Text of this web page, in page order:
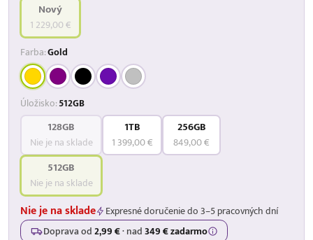
Nový
1 229,00 €
Farba:Gold
Úložisko:512GB
128GB
Nie je na sklade
1TB
1 399,00 €
256GB
849,00 €
512GB
Nie je na sklade
Nie je na sklade
Expresné doručenie do 3–5 pracovných dní
Doprava od2,99 €·nad349 € zadarmo